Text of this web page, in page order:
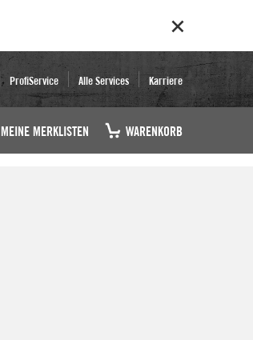
ProfiService Alle Services Karriere
MEINE MERKLISTEN WARENKORB